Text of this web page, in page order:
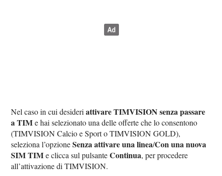
Nel caso in cui desideriattivare TIMVISION senza passare
a TIMe hai selezionato una delle offerte che lo consentono
(TIMVISION Calcio e Sport o TIMVISION GOLD),
seleziona l’opzioneSenza attivare una linea/Con una nuova
SIM TIMe clicca sul pulsanteContinua, per procedere
all’attivazione di TIMVISION.